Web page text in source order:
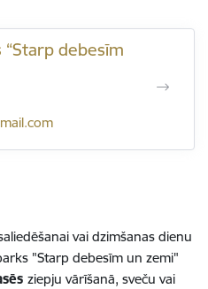
debesīm
vai dzimšanas dienu
"Starp debesīm un zemi"
ziepju vārīšanā, sveču vai